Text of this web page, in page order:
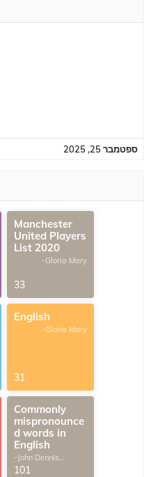
ספטמבר 25, 2025
Manchester
United Players
List 2020
-Gloria Mary
33
English
-Gloria Mary
31
Commonly
mispronounce
d words in
English
-John Dennis
G.Thomas
101